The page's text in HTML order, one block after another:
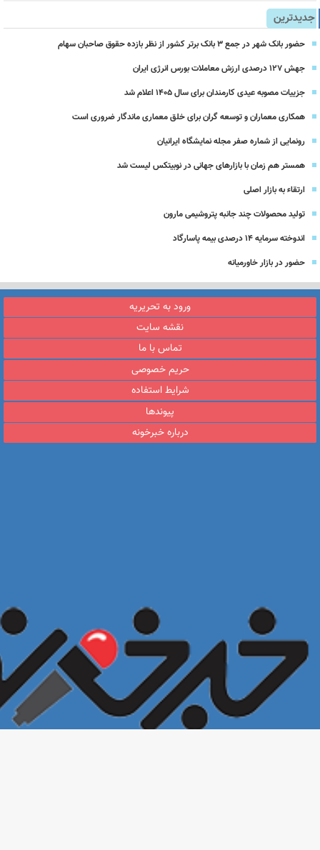
جدیدترین
حضور بانک شهر در جمع ۳ بانک برتر کشور از نظر بازده حقوق صاحبان سهام
جهش ۱۲۷ درصدی ارزش معاملات بورس انرژی ایران
جزییات مصوبه عیدی کارمندان برای سال 1405 اعلام شد
همکاری معماران و توسعه گران برای خلق معماری ماندگار ضروری است
رونمایی از شماره صفر مجله نمایشگاه ایرانیان
همستر هم زمان با بازارهای جهانی در نوبیتکس لیست شد
ارتقاء به بازار اصلی
تولید محصولات چند جانبه پتروشیمی مارون
اندوخته سرمایه 14 درصدی بیمه پاسارگاد
حضور در بازار خاورمیانه
ورود به تحریریه
نقشه سایت
تماس با ما
حریم خصوصی
شرایط استفاده
پیوندها
درباره خبرخونه